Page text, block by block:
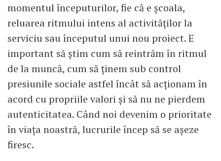
momentul începuturilor, fie că e școala,
reluarea ritmului intens al activităților la
serviciu sau începutul unui nou proiect. E
important să știm cum să reintrăm în ritmul
de la muncă, cum să ținem sub control
presiunile sociale astfel încât să acționam în
acord cu propriile valori și să nu ne pierdem
autenticitatea. Când noi devenim o prioritate
în viața noastră, lucrurile încep să se așeze
firesc.